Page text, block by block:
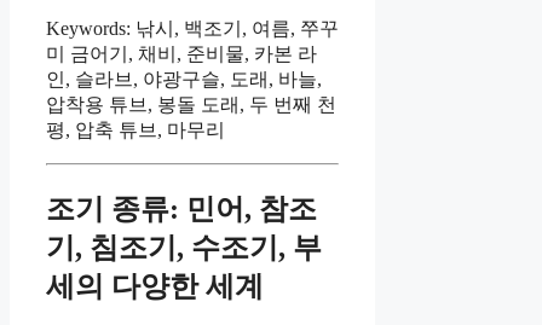
Keywords: 낚시, 백조기, 여름, 쭈꾸
미 금어기, 채비, 준비물, 카본 라
인, 슬라브, 야광구슬, 도래, 바늘,
압착용 튜브, 봉돌 도래, 두 번째 천
평, 압축 튜브, 마무리
조기 종류: 민어, 참조
기, 침조기, 수조기, 부
세의 다양한 세계